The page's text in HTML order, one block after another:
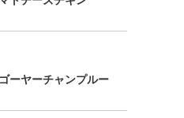
ーヤーチャンプルー